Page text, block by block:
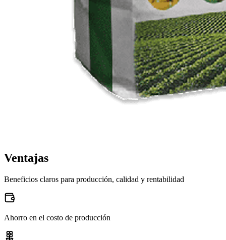
Ventajas
Beneficios claros para producción, calidad y rentabilidad
Ahorro en el costo de producción